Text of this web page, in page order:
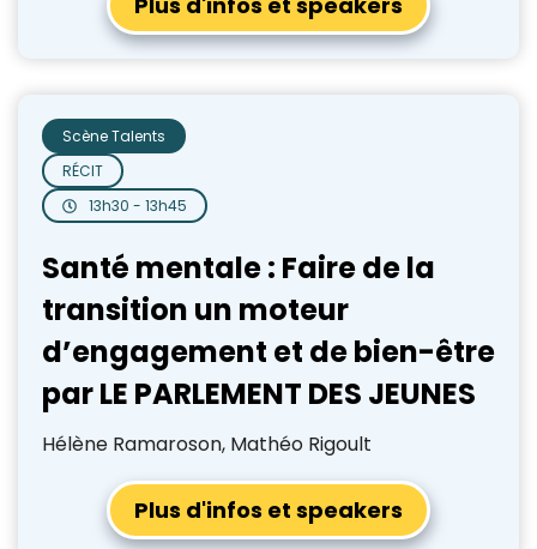
13h30 - 13h45
RÉCIT
Scène Talents
Santé mentale : Faire de la
transition un moteur
d’engagement et de bien-être
par LE PARLEMENT DES JEUNES
Hélène Ramaroson, Mathéo Rigoult
Plus d'infos et speakers